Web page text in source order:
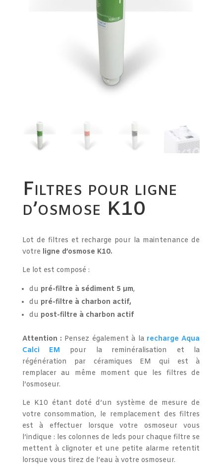
Filtres pour ligne
d’osmose K10
Lot de filtres et recharge pour la maintenance de
votre ligne d’osmose K10.
Le lot est composé :
du pré-filtre à sédiment 5 µm,
du pré-filtre à charbon actif,
du post-filtre à charbon actif
Attention : Pensez également à la recharge Aqua
Calci EM pour la reminéralisation et la
régénération par céramiques EM qui est à
remplacer au même moment que les filtres de
l’osmoseur.
Le K10 étant doté d’un système de mesure de
votre consommation, le remplacement des filtres
est à effectuer lorsque votre osmoseur vous
l’indique : les colonnes de leds pour chaque filtre se
mettent à clignoter et une petite alarme retentit
lorsque vous tirez de l’eau à votre osmoseur.